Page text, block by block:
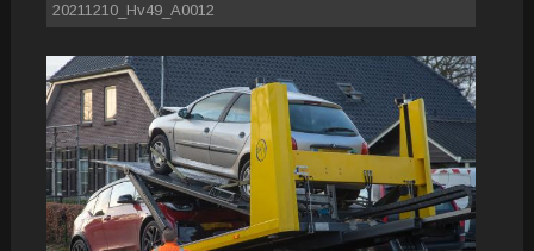
20211210_Hv49_A0012